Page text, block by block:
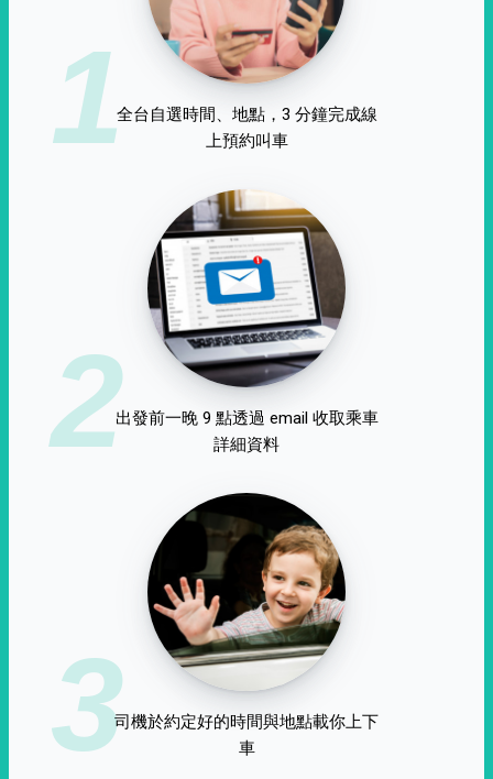
1全台自選時間、地點，3 分鐘完成線
上預約叫車
2出發前一晚 9 點透過 email 收取乘車
詳細資料
3司機於約定好的時間與地點載你上下
車